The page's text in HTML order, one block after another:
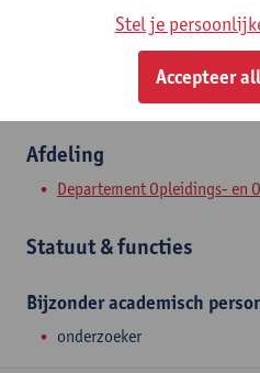
Sint-Jacobstraat 2
2000 Antwerpen, BEL
Afdeling
Departement Opleidings- en
Statuut & functies
Bijzonder academisch
onderzoeker
Stel je
Accepteer